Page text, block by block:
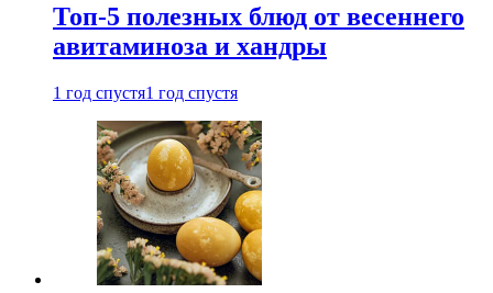
Топ-5 полезных блюд от весеннего
авитаминоза и хандры
1 год спустя1 год спустя